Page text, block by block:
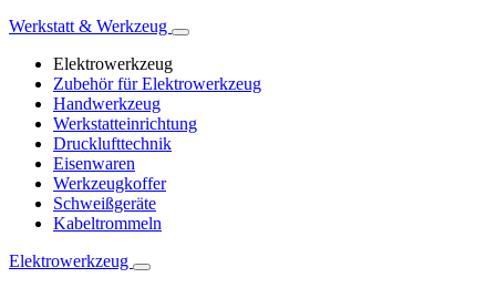
Werkstatt & Werkzeug
Elektrowerkzeug
Zubehör für Elektrowerkzeug
Handwerkzeug
Werkstatteinrichtung
Drucklufttechnik
Eisenwaren
Werkzeugkoffer
Schweißgeräte
Kabeltrommeln
Elektrowerkzeug